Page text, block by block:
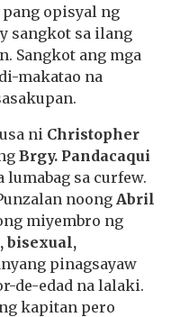
opisyal ng
sangkot sa ilang
Sangkot ang mga
makatao na
ni Christopher
Brgy. Pandacaqui
lumabag sa curfew.
noongAbril
miyembro ng
bisexual,
pinagsayaw
de-edad na lalaki.
kapitan pero